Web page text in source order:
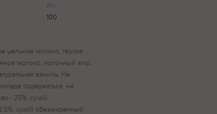
Вес
100
цельное молоко, тертое
молоко, молочный жир,
ваниль. Не
содержаться, не
- 25%, сухой
сухой обезжиренный